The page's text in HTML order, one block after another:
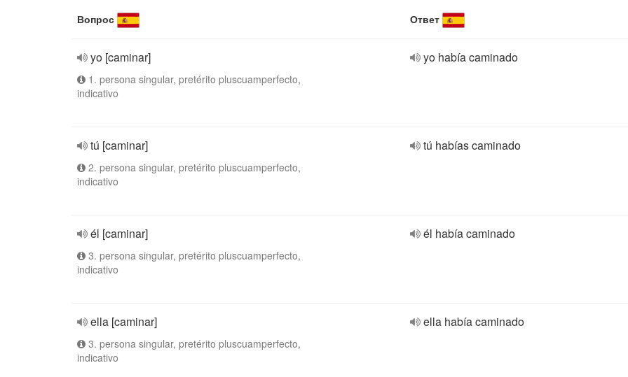
Вопрос Ответ
yo [caminar]
1. persona singular, pretérito pluscuamperfecto,
indicativo
yo había caminado
tú [caminar]
2. persona singular, pretérito pluscuamperfecto,
indicativo
tú habías caminado
él [caminar]
3. persona singular, pretérito pluscuamperfecto,
indicativo
él había caminado
ella [caminar]
3. persona singular, pretérito pluscuamperfecto,
indicativo
ella había caminado